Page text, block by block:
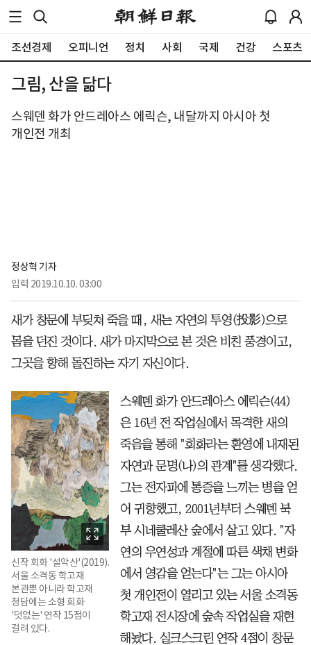
조선경제 오피니언 정치 사회 국제 건강 스포츠
그림, 산을 닮다
스웨덴 화가 안드레아스 에릭슨, 내달까지 아시아 첫
개인전 개최
정상혁 기자
입력 2019.10.10. 03:00
새가 창문에 부딪쳐 죽을 때, 새는 자연의 투영(投影)으로
몸을 던진 것이다. 새가 마지막으로 본 것은 비친 풍경이고,
그곳을 향해 돌진하는 자기 자신이다.
신작 회화 '설악산'(2019).
서울 소격동 학고재
본관뿐 아니라 학고재
청담에는 소형 회화
'덧없는' 연작 15점이
걸려 있다.
스웨덴 화가 안드레아스 에릭슨(44)
은 16년 전 작업실에서 목격한 새의
죽음을 통해 "회화라는 환영에 내재된
자연과 문명(나)의 관계"를 생각했다.
그는 전자파에 통증을 느끼는 병을 얻
어 귀향했고, 2001년부터 스웨덴 북
부 시네쿨레산 숲에서 살고 있다. "자
연의 우연성과 계절에 따른 색채 변화
에서 영감을 얻는다"는 그는 아시아
첫 개인전이 열리고 있는 서울 소격동
학고재 전시장에 숲속 작업실을 재현
해놨다. 실크스크린 연작 4점이 창문